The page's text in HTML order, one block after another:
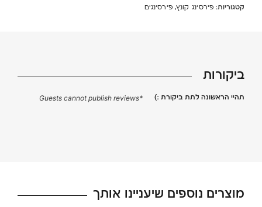
קטגוריות: פירסינג קונץ, פירסינגים
ביקורות
תהיי הראשונה לתת ביקורת :) *Guests cannot publish reviews
מוצרים נוספים שיעניינו אותך